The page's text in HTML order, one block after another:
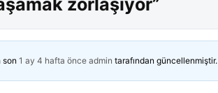
zorlaşıyor”
son 1 ay 4 hafta önce admin tarafından güncellenmiştir.